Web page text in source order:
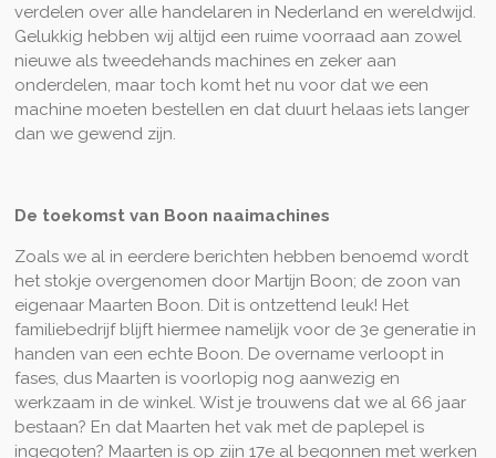
verdelen over alle handelaren in Nederland en wereldwijd.
Gelukkig hebben wij altijd een ruime voorraad aan zowel
nieuwe als tweedehands machines en zeker aan
onderdelen, maar toch komt het nu voor dat we een
machine moeten bestellen en dat duurt helaas iets langer
dan we gewend zijn.
De toekomst van Boon naaimachines
Zoals we al in eerdere berichten hebben benoemd wordt
het stokje overgenomen door Martijn Boon; de zoon van
eigenaar Maarten Boon. Dit is ontzettend leuk! Het
familiebedrijf blijft hiermee namelijk voor de 3e generatie in
handen van een echte Boon. De overname verloopt in
fases, dus Maarten is voorlopig nog aanwezig en
werkzaam in de winkel. Wist je trouwens dat we al 66 jaar
bestaan? En dat Maarten het vak met de paplepel is
ingegoten? Maarten is op zijn 17e al begonnen met werken